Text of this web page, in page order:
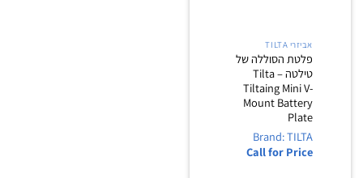
אביזרי TILTA
פלטת הסוללה של
טילטה – Tilta
Tiltaing Mini V-
Mount Battery
Plate
Brand: TILTA
Call for Price